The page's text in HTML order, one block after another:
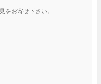
お寄せ下さい。